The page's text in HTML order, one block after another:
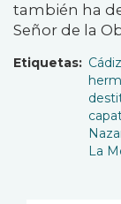
también ha
Señor de la
Etiquetas
Cádiz
La